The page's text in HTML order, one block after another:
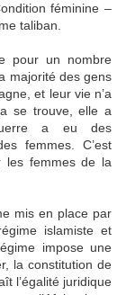
féminine –
taliban.
pour un nombre
majorité des gens
et leur vie n’a
se trouve, elle a
a eu des
femmes. C’est
les femmes de la
mis en place par
islamiste et
impose une
la constitution de
l’égalité juridique